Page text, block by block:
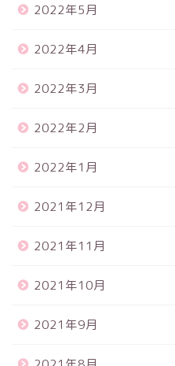
2022年5月
2022年4月
2022年3月
2022年2月
2022年1月
2021年12月
2021年11月
2021年10月
2021年9月